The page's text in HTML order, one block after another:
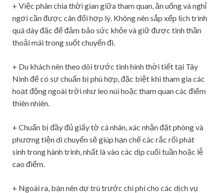
+ Việc phân chia thời gian giữa tham quan, ăn uống và nghỉ
ngơi cần được cân đối hợp lý. Không nên sắp xếp lịch trình
quá dày đặc để đảm bảo sức khỏe và giữ được tinh thần
thoải mái trong suốt chuyến đi.
+ Du khách nên theo dõi trước tình hình thời tiết tại Tây
Ninh để có sự chuẩn bị phù hợp, đặc biệt khi tham gia các
hoạt động ngoài trời như leo núi hoặc tham quan các điểm
thiên nhiên.
+ Chuẩn bị đầy đủ giấy tờ cá nhân, xác nhận đặt phòng và
phương tiện di chuyển sẽ giúp hạn chế các rắc rối phát
sinh trong hành trình, nhất là vào các dịp cuối tuần hoặc lễ
cao điểm.
+ Ngoài ra, bạn nên dự trù trước chi phí cho các dịch vụ